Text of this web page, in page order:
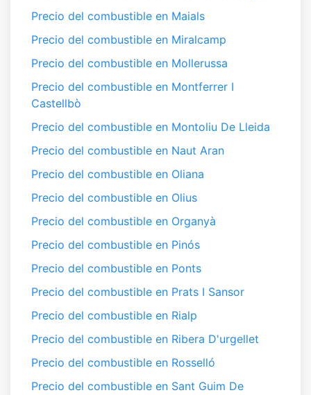
Precio del combustible en Maials
Precio del combustible en Miralcamp
Precio del combustible en Mollerussa
Precio del combustible en Montferrer I
Castellbò
Precio del combustible en Montoliu De Lleida
Precio del combustible en Naut Aran
Precio del combustible en Oliana
Precio del combustible en Olius
Precio del combustible en Organyà
Precio del combustible en Pinós
Precio del combustible en Ponts
Precio del combustible en Prats I Sansor
Precio del combustible en Rialp
Precio del combustible en Ribera D'urgellet
Precio del combustible en Rosselló
Precio del combustible en Sant Guim De